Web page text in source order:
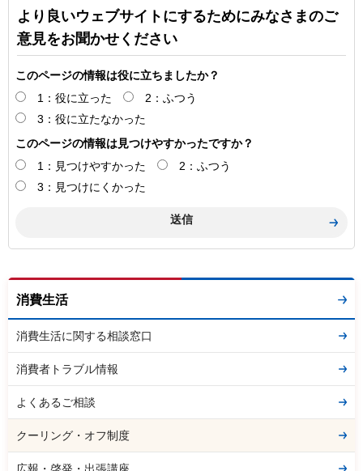
より良いウェブサイトにするためにみなさまのご
意見をお聞かせください
このページの情報は役に立ちましたか？
1：役に立った
2：ふつう
3：役に立たなかった
このページの情報は見つけやすかったですか？
1：見つけやすかった
2：ふつう
3：見つけにくかった
消費生活
消費生活に関する相談窓口
消費者トラブル情報
よくあるご相談
クーリング・オフ制度